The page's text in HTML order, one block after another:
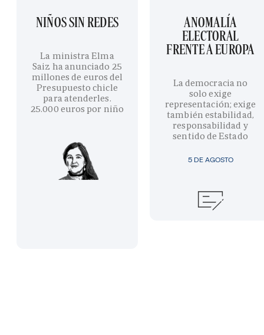
NIÑOS SIN REDES
La ministra Elma
Saiz ha anunciado 25
millones de euros del
Presupuesto chicle
para atenderles.
25.000 euros por niño
5 DE AGOSTO
ANOMALÍA
ELECTORAL
FRENTE A EUROPA
La democracia no
solo exige
representación; exige
también estabilidad,
responsabilidad y
sentido de Estado